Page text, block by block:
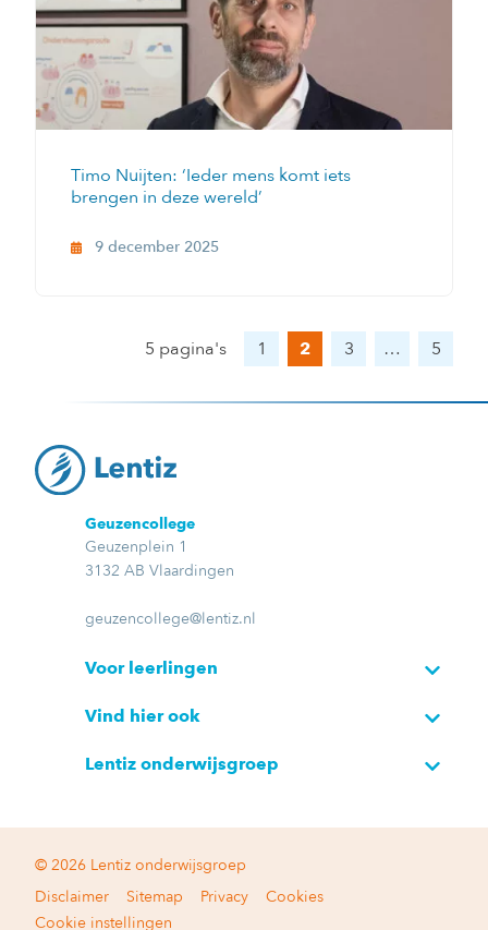
Timo Nuijten: ‘Ieder mens komt iets
brengen in deze wereld’
9 december 2025
5 pagina's 1 2 3 … 5
Geuzencollege
Geuzenplein 1
3132 AB Vlaardingen
geuzencollege@lentiz.nl
Voor leerlingen
Vind hier ook
Lentiz onderwijsgroep
© 2026 Lentiz onderwijsgroep
Disclaimer
Sitemap Privacy
Cookies
Cookie instellingen